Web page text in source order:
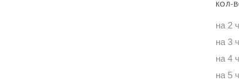
КОЛ-
на 2
на 3
на 4
на 5